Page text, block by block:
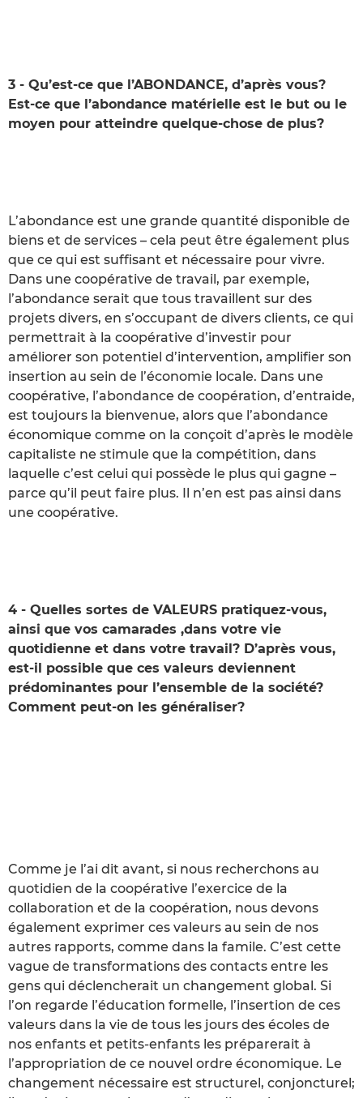
3 - Qu’est-ce que l’ABONDANCE, d’après vous?
Est-ce que l’abondance matérielle est le but ou le
moyen pour atteindre quelque-chose de plus?
L’abondance est une grande quantité disponible de
biens et de services – cela peut être également plus
que ce qui est suffisant et nécessaire pour vivre.
Dans une coopérative de travail, par exemple,
l’abondance serait que tous travaillent sur des
projets divers, en s’occupant de divers clients, ce qui
permettrait à la coopérative d’investir pour
améliorer son potentiel d’intervention, amplifier son
insertion au sein de l’économie locale. Dans une
coopérative, l’abondance de coopération, d’entraide,
est toujours la bienvenue, alors que l’abondance
économique comme on la conçoit d’après le modèle
capitaliste ne stimule que la compétition, dans
laquelle c’est celui qui possède le plus qui gagne –
parce qu’il peut faire plus. Il n’en est pas ainsi dans
une coopérative.
4 - Quelles sortes de VALEURS pratiquez-vous,
ainsi que vos camarades ,dans votre vie
quotidienne et dans votre travail? D’après vous,
est-il possible que ces valeurs deviennent
prédominantes pour l’ensemble de la société?
Comment peut-on les généraliser?
Comme je l’ai dit avant, si nous recherchons au
quotidien de la coopérative l’exercice de la
collaboration et de la coopération, nous devons
également exprimer ces valeurs au sein de nos
autres rapports, comme dans la famile. C’est cette
vague de transformations des contacts entre les
gens qui déclencherait un changement global. Si
l’on regarde l’éducation formelle, l’insertion de ces
valeurs dans la vie de tous les jours des écoles de
nos enfants et petits-enfants les préparerait à
l’appropriation de ce nouvel ordre économique. Le
changement nécessaire est structurel, conjoncturel;